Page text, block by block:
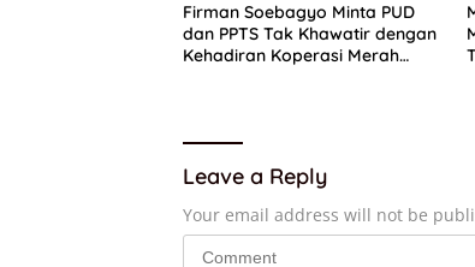
Firman Soebagyo Minta PUD
dan PPTS Tak Khawatir dengan
Kehadiran Koperasi Merah
Leave a Reply
Your email address will not be